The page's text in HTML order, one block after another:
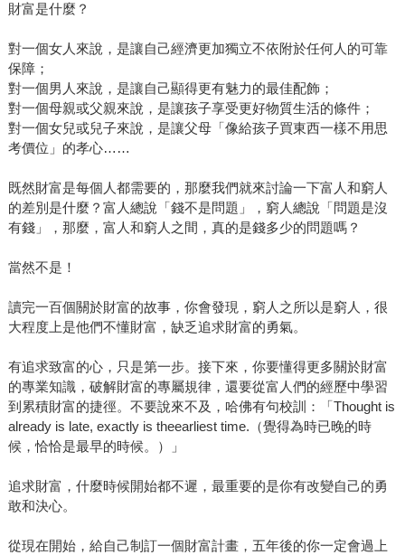
財富是什麼？
對一個女人來說，是讓自己經濟更加獨立不依附於任何人的可靠
保障；
對一個男人來說，是讓自己顯得更有魅力的最佳配飾；
對一個母親或父親來說，是讓孩子享受更好物質生活的條件；
對一個女兒或兒子來說，是讓父母「像給孩子買東西一樣不用思
考價位」的孝心……
既然財富是每個人都需要的，那麼我們就來討論一下富人和窮人
的差別是什麼？富人總說「錢不是問題」，窮人總說「問題是沒
有錢」，那麼，富人和窮人之間，真的是錢多少的問題嗎？
當然不是！
讀完一百個關於財富的故事，你會發現，窮人之所以是窮人，很
大程度上是他們不懂財富，缺乏追求財富的勇氣。
有追求致富的心，只是第一步。接下來，你要懂得更多關於財富
的專業知識，破解財富的專屬規律，還要從富人們的經歷中學習
到累積財富的捷徑。不要說來不及，哈佛有句校訓：「Thought is
already is late, exactly is theearliest time.（覺得為時已晚的時
候，恰恰是最早的時候。）」
追求財富，什麼時候開始都不遲，最重要的是你有改變自己的勇
敢和決心。
從現在開始，給自己制訂一個財富計畫，五年後的你一定會過上